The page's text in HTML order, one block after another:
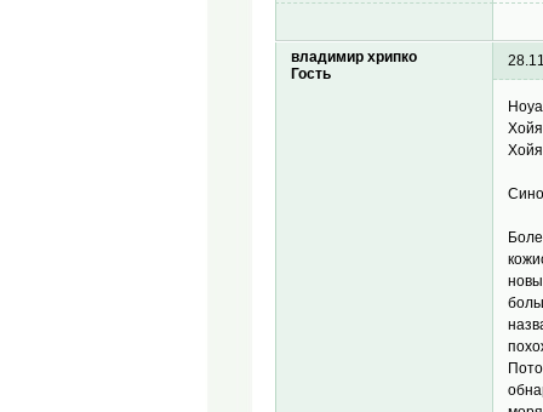
владимир хрипко
Гость